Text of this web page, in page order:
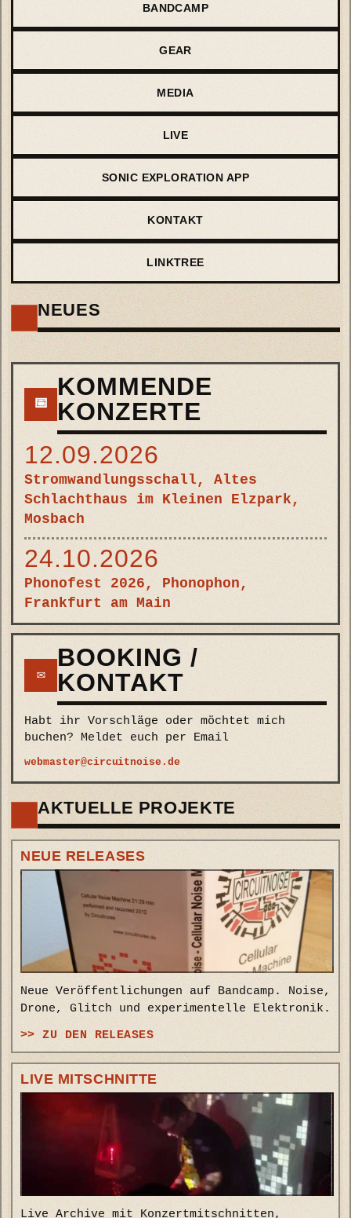
BANDCAMP
GEAR
MEDIA
LIVE
SONIC EXPLORATION APP
KONTAKT
LINKTREE
NEUES
📅
KOMMENDE
KONZERTE
12.09.2026
Stromwandlungsschall, Altes
Schlachthaus im Kleinen Elzpark,
Mosbach
24.10.2026
Phonofest 2026, Phonophon,
Frankfurt am Main
✉
BOOKING /
KONTAKT
Habt ihr Vorschläge oder möchtet mich
buchen? Meldet euch per Email
AKTUELLE PROJEKTE
NEUE RELEASES
Neue Veröffentlichungen auf Bandcamp. Noise,
Drone, Glitch und experimentelle Elektronik.
>> ZU DEN RELEASES
LIVE MITSCHNITTE
Live Archive mit Konzertmitschnitten,